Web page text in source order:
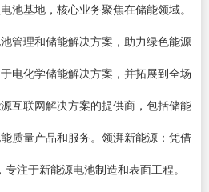
池基地，核心业务聚焦在储能领域。
管理和储能解决方案，助力绿色能源
电化学储能解决方案，并拓展到全场
互联网解决方案的提供商，包括储能
质量产品和服务。领湃新能源：凭借
注于新能源电池制造和表面工程。